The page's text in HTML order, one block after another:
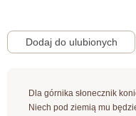
Dla górnika słonecznik
Niech pod ziemią mu